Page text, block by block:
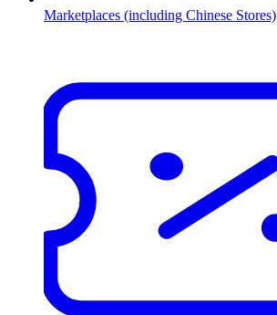
Marketplaces (including Chinese Stores)